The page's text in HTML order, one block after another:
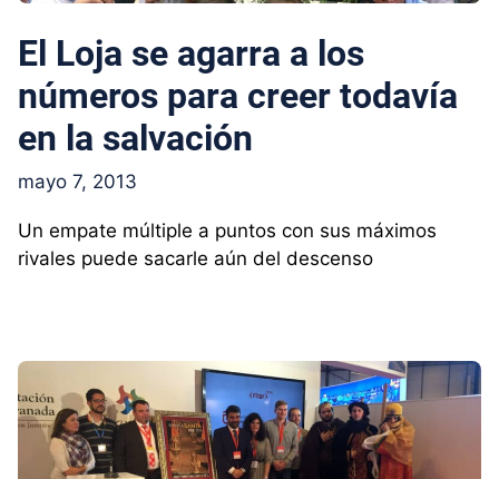
El Loja se agarra a los
números para creer todavía
en la salvación
mayo 7, 2013
Un empate múltiple a puntos con sus máximos
rivales puede sacarle aún del descenso